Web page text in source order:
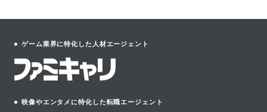
ゲーム業界に特化した人材エージェント
映像やエンタメに特化した転職エージェント